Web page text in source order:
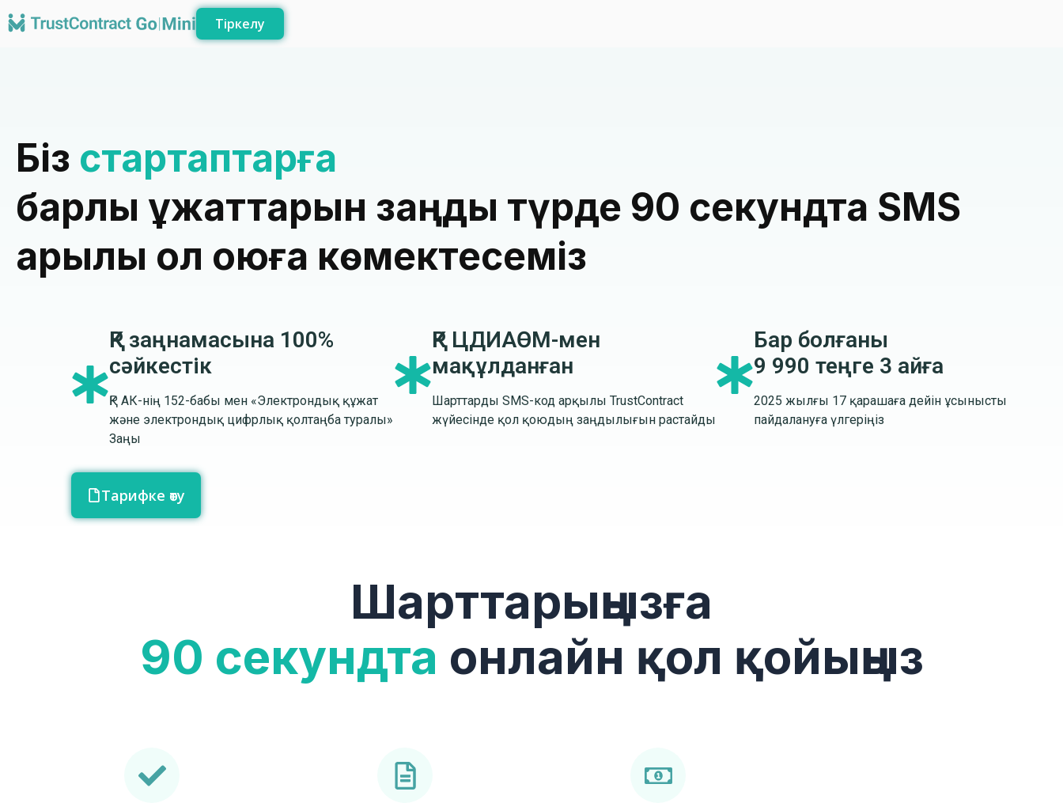
Тіркелу
Біз стартаптарға
барлық құжаттарын заңды түрде 90 секундта SMS
арқылы қол қоюға көмектесеміз
ҚР заңнамасына 100%
сәйкестік
ҚР АК-нің 152-бабы мен «Электрондық құжат
және электрондық цифрлық қолтаңба туралы»
Заңы
ҚР ЦДИАӨМ-мен
мақұлданған
Шарттарды SMS-код арқылы TrustContract
жүйесінде қол қоюдың заңдылығын растайды
Бар болғаны
9 990 теңге 3 айға
2025 жылғы 17 қарашаға дейін ұсынысты
пайдалануға үлгеріңіз
Тарифке өту
Шарттарыңызға
90 секундта онлайн қол қойыңыз